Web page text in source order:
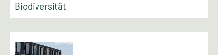
Biodiversität